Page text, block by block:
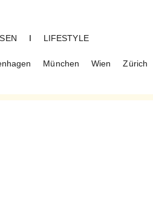
München Wien Zürich
I LIFESTYLE